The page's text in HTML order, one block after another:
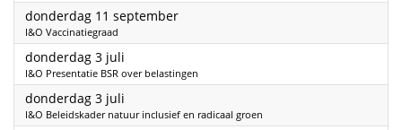
donderdag 11 september2025
I&O Vaccinatiegraad
donderdag 3 juli
I&O Presentatie BSR over belastingen
donderdag 3 juli
I&O Beleidskader natuur inclusief en radicaal groen